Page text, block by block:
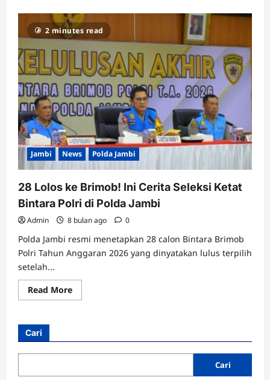
2 minutes read
Jambi News Polda Jambi
28 Lolos ke Brimob! Ini Cerita Seleksi Ketat
Bintara Polri di Polda Jambi
Admin 8 bulan ago 0
Polda Jambi resmi menetapkan 28 calon Bintara Brimob
Polri Tahun Anggaran 2026 yang dinyatakan lulus terpilih
setelah...
Read MoreRead
more
Brimob!
Cerita
Ketat
Cari
Cari